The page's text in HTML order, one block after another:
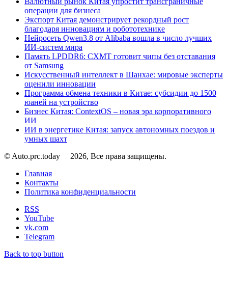
операции для бизнеса
Экспорт Китая демонстрирует рекордный рост
благодаря инновациям и робототехнике
Нейросеть Qwen3.8 от Alibaba вошла в число лучших
ИИ-систем мира
Память LPDDR6: CXMT готовит чипы без отставания
от Samsung
Искусственный интеллект в Шанхае: мировые эксперты
оценили инновации
Программа обмена техники в Китае: субсидии до 1500
юаней на устройство
Бизнес Китая: ContextOS – новая эра корпоративного
ИИ
ИИ в энергетике Китая: запуск автономных поездов и
умных шахт
© Auto.prc.today
2026, Все права защищены.
Главная
Контакты
Политика конфиденциальности
RSS
YouTube
vk.com
Telegram
Back to top button